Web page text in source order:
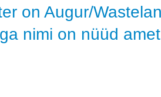
on Augur/
nimi on nüüd